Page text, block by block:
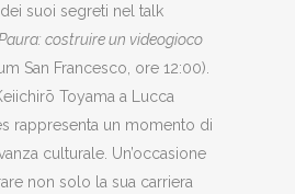
suoi segreti nel talk
costruire un videogioco
San Francesco, ore 12:00).
Toyama a Lucca
rappresenta un momento di
culturale. Un’occasione
non solo la sua carriera